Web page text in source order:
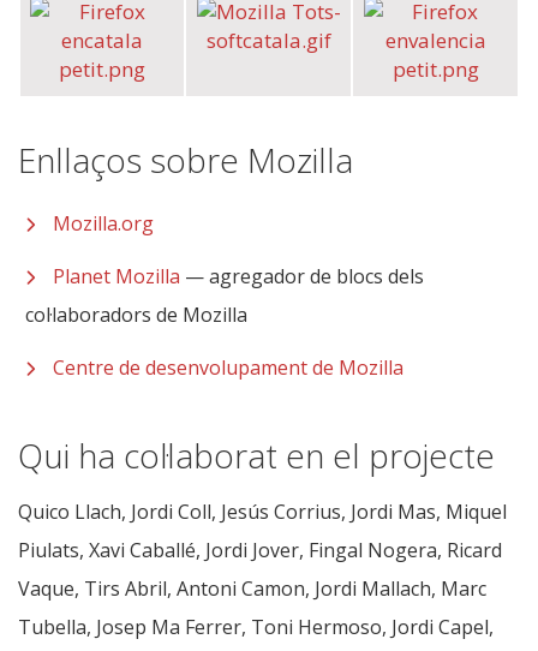
Enllaços sobre Mozilla
Mozilla.org
Planet Mozilla — agregador de blocs dels
col·laboradors de Mozilla
Centre de desenvolupament de Mozilla
Qui ha col·laborat en el projecte
Quico Llach, Jordi Coll, Jesús Corrius, Jordi Mas, Miquel
Piulats, Xavi Caballé, Jordi Jover, Fingal Nogera, Ricard
Vaque, Tirs Abril, Antoni Camon, Jordi Mallach, Marc
Tubella, Josep Ma Ferrer, Toni Hermoso, Jordi Capel,